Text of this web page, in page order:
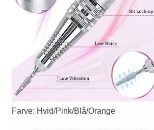
Farve: Hvid/Pink/Blå/Orange